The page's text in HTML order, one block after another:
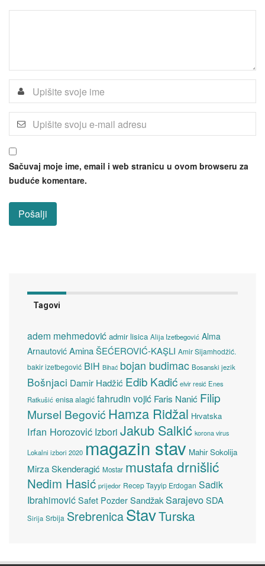
Sačuvaj moje ime, email i web stranicu u ovom browseru za
buduće komentare.
Tagovi
adem mehmedović admir lisica Alija Izetbegović Alma
Arnautović Amina ŠEĆEROVIĆ-KAŞLI Amir Sijamhodžić.
bakir izetbegović BiH Bihać bojan budimac Bosanski jezik
Bošnjaci Damir Hadžić Edib Kadić elvir resić Enes
Ratkušić enisa alagić fahrudin vojić Faris Nanić Filip
Mursel Begović Hamza Ridžal Hrvatska
Irfan Horozović Izbori Jakub Salkić korona virus
Lokalni izbori 2020 magazin stav Mahir Sokolija
Mirza Skenderagić Mostar mustafa drnišlić
Nedim Hasić prijedor Recep Tayyip Erdogan Sadik
Ibrahimović Safet Pozder SandžakSarajevoSDA
Sirija Srbija SrebrenicaStavTurska